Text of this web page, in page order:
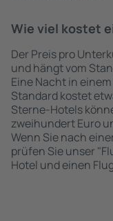
Wie viel kostet
Der Preis pro
und hängt vom
Eine Nacht in
Standard kostet
Sterne-Hotels
zweihundert Euro
Wenn Sie nach
prüfen Sie unser
Hotel und einen